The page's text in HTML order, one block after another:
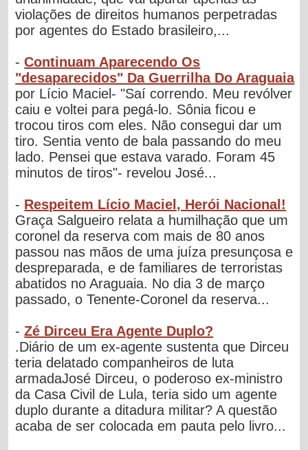
violações de direitos humanos perpetradas
por agentes do Estado brasileiro,...
-Continuam Aparecendo Os
"desaparecidos" Da Guerrilha Do Araguaia
por Lício Maciel- "Saí correndo. Meu revólver
caiu e voltei para pegá-lo. Sônia ficou e
trocou tiros com eles. Não consegui dar um
tiro. Sentia vento de bala passando do meu
lado. Pensei que estava varado. Foram 45
minutos de tiros"- revelou José...
- Respeitem Lício Maciel, Herói Nacional!
Graça Salgueiro relata a humilhação que um
coronel da reserva com mais de 80 anos
passou nas mãos de uma juíza presunçosa e
despreparada, e de familiares de terroristas
abatidos no Araguaia. No dia 3 de março
passado, o Tenente-Coronel da reserva...
-Zé Dirceu Era Agente Duplo?
.Diário de um ex-agente sustenta que Dirceu
teria delatado companheiros de luta
armadaJosé Dirceu, o poderoso ex-ministro
da Casa Civil de Lula, teria sido um agente
duplo durante a ditadura militar? A questão
acaba de ser colocada em pauta pelo livro...